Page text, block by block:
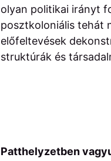
olyan politikai irányt
posztkoloniális tehát
előfeltevések
struktúrák és
Patthelyzetben